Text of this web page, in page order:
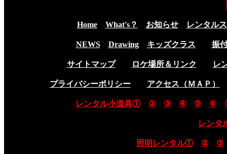
Home What's？ お知らせ レンタル
NEWS Drawing キッズクラス 振
サイトマップ ロケ場所＆リンク レ
プライバシーポリシー アクセス（ＭＡＰ）
レンタル小道具① ② ③ ④ ⑤ ⑥
レンタ
照明レンタル① ② ③